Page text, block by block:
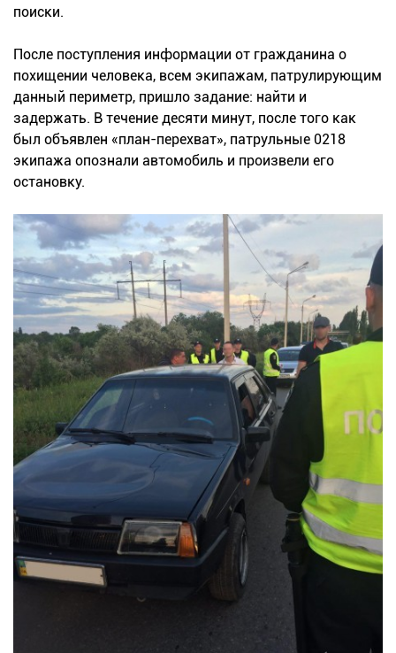
поиски.
После поступления информации от гражданина о
похищении человека, всем экипажам, патрулирующим
данный периметр, пришло задание: найти и
задержать. В течение десяти минут, после того как
был объявлен «план-перехват», патрульные 0218
экипажа опознали автомобиль и произвели его
остановку.